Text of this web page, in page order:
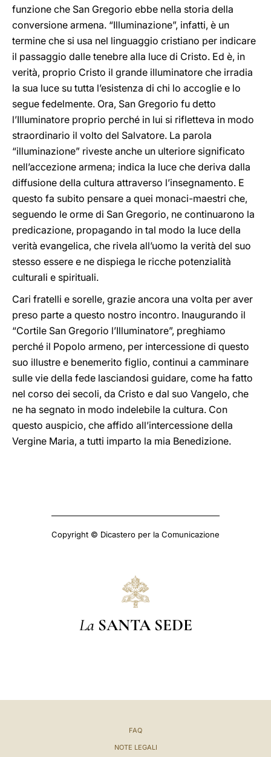
funzione che San Gregorio ebbe nella storia della
conversione armena. “Illuminazione”, infatti, è un
termine che si usa nel linguaggio cristiano per indicare
il passaggio dalle tenebre alla luce di Cristo. Ed è, in
verità, proprio Cristo il grande illuminatore che irradia
la sua luce su tutta l’esistenza di chi lo accoglie e lo
segue fedelmente. Ora, San Gregorio fu detto
l’Illuminatore proprio perché in lui si rifletteva in modo
straordinario il volto del Salvatore. La parola
“illuminazione” riveste anche un ulteriore significato
nell’accezione armena; indica la luce che deriva dalla
diffusione della cultura attraverso l’insegnamento. E
questo fa subito pensare a quei monaci-maestri che,
seguendo le orme di San Gregorio, ne continuarono la
predicazione, propagando in tal modo la luce della
verità evangelica, che rivela all’uomo la verità del suo
stesso essere e ne dispiega le ricche potenzialità
culturali e spirituali.
Cari fratelli e sorelle, grazie ancora una volta per aver
preso parte a questo nostro incontro. Inaugurando il
“Cortile San Gregorio l’Illuminatore”, preghiamo
perché il Popolo armeno, per intercessione di questo
suo illustre e benemerito figlio, continui a camminare
sulle vie della fede lasciandosi guidare, come ha fatto
nel corso dei secoli, da Cristo e dal suo Vangelo, che
ne ha segnato in modo indelebile la cultura. Con
questo auspicio, che affido all’intercessione della
Vergine Maria, a tutti imparto la mia Benedizione.
Copyright © Dicastero per la Comunicazione
La SANTA SEDE
FAQ
NOTE LEGALI